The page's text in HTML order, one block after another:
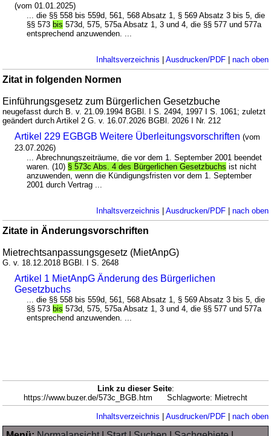
(vom 01.01.2025)
... die §§ 558 bis 559d, 561, 568 Absatz 1, § 569 Absatz 3 bis 5, die
§§ 573bis 573d, 575, 575a Absatz 1, 3 und 4, die §§ 577 und 577a
entsprechend anzuwenden. ...
Inhaltsverzeichnis | Ausdrucken/PDF| nach oben
Zitat in folgenden Normen
Einführungsgesetz zum Bürgerlichen Gesetzbuche
neugefasst durch B. v. 21.09.1994 BGBl. I S. 2494, 1997 I S. 1061; zuletzt
geändert durch Artikel 2 G. v. 16.07.2026 BGBl. 2026 I Nr. 212
Artikel 229 EGBGB Weitere Überleitungsvorschriften (vom
23.07.2026)
... Abrechnungszeiträume, die vor dem 1. September 2001 beendet
waren. (10) § 573c Abs. 4 des Bürgerlichen Gesetzbuchs ist nicht
anzuwenden, wenn die Kündigungsfristen vor dem 1. September
2001 durch Vertrag ...
Inhaltsverzeichnis | Ausdrucken/PDF| nach oben
Zitate in Änderungsvorschriften
Mietrechtsanpassungsgesetz (MietAnpG)
G. v. 18.12.2018 BGBl. I S. 2648
Artikel 1 MietAnpG Änderung des Bürgerlichen
Gesetzbuchs
... die §§ 558 bis 559d, 561, 568 Absatz 1, § 569 Absatz 3 bis 5, die
§§ 573bis 573d, 575, 575a Absatz 1, 3 und 4, die §§ 577 und 577a
entsprechend anzuwenden. ...
Link zu dieser Seite:
https://www.buzer.de/573c_BGB.htm Schlagworte: Mietrecht
Inhaltsverzeichnis | Ausdrucken/PDF| nach oben